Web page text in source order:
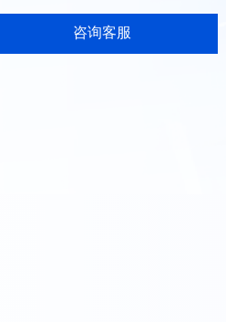
咨询客服